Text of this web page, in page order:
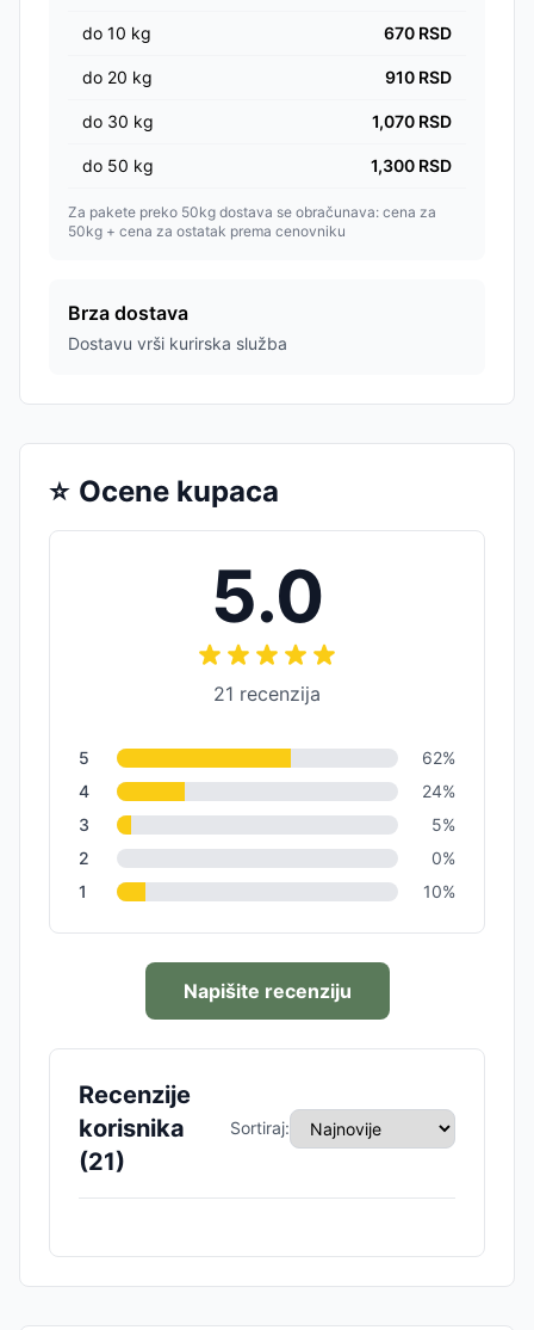
do 10 kg 670 RSD
do 20 kg 910 RSD
do 30 kg 1,070 RSD
do 50 kg 1,300 RSD
Za pakete preko 50kg dostava se obračunava: cena za
50kg + cena za ostatak prema cenovniku
Brza dostava
Dostavu vrši kurirska služba
⭐ Ocene kupaca
5.0
21 recenzija
5 62%
4
24%
3
5%
2
0%
1
10%
Napišite recenziju
Recenzije
korisnika
(21)
Sortiraj: